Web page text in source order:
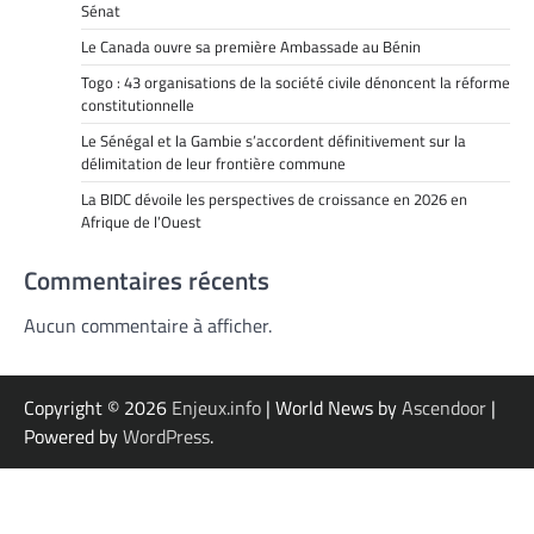
Sénat
Le Canada ouvre sa première Ambassade au Bénin
Togo : 43 organisations de la société civile dénoncent la réforme
constitutionnelle
Le Sénégal et la Gambie s’accordent définitivement sur la
délimitation de leur frontière commune
La BIDC dévoile les perspectives de croissance en 2026 en
Afrique de l’Ouest
Commentaires récents
Aucun commentaire à afficher.
Copyright © 2026 Enjeux.info | World News byAscendoor |
Powered byWordPress.